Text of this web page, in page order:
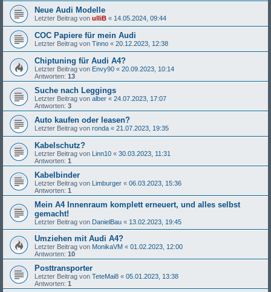
Neue Audi Modelle
Letzter Beitrag von ulliB « 14.05.2024, 09:44
COC Papiere für mein Audi
Letzter Beitrag von Tinno « 20.12.2023, 12:38
Chiptuning für Audi A4?
Letzter Beitrag von Envy90 « 20.09.2023, 10:14
Antworten: 13
Suche nach Leggings
Letzter Beitrag von alber « 24.07.2023, 17:07
Antworten: 3
Auto kaufen oder leasen?
Letzter Beitrag von ronda « 21.07.2023, 19:35
Kabelschutz?
Letzter Beitrag von Linn10 « 30.03.2023, 11:31
Antworten: 1
Kabelbinder
Letzter Beitrag von Limburger « 06.03.2023, 15:36
Antworten: 1
Mein A4 Innenraum komplett erneuert, und alles selbst
gemacht!
Letzter Beitrag von DanielBau « 13.02.2023, 19:45
Umziehen mit Audi A4?
Letzter Beitrag von MonikaVM « 01.02.2023, 12:00
Antworten: 10
Posttransporter
Letzter Beitrag von TeteMai8 « 05.01.2023, 13:38
Antworten: 1